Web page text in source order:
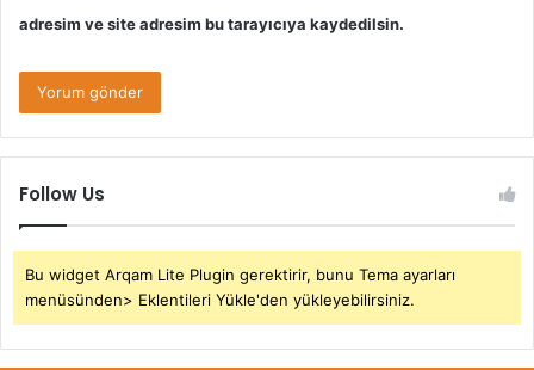
adresim ve site adresim bu tarayıcıya kaydedilsin.
Follow Us
Bu widget Arqam Lite Plugin gerektirir, bunu Tema ayarları
menüsünden> Eklentileri Yükle'den yükleyebilirsiniz.